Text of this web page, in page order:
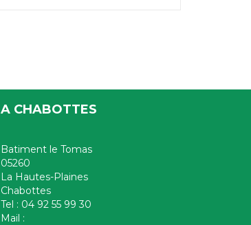
A CHABOTTES
Batiment le Tomas
05260
La Hautes-Plaines
Chabottes
Tel : 04 92 55 99 30
Mail :